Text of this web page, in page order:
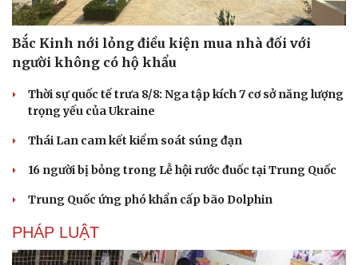
Bắc Kinh nới lỏng điều kiện mua nhà đối với
người không có hộ khẩu
Thời sự quốc tế trưa 8/8: Nga tập kích 7 cơ sở năng lượng
trọng yếu của Ukraine
Thái Lan cam kết kiểm soát súng đạn
16 người bị bỏng trong Lễ hội rước đuốc tại Trung Quốc
Trung Quốc ứng phó khẩn cấp bão Dolphin
PHÁP LUẬT